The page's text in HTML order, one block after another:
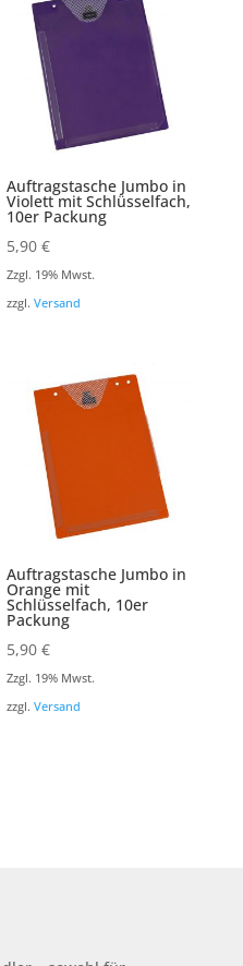
Auftragstasche Jumbo in
Violett mit Schlüsselfach,
10er Packung
5,90€
Zzgl. 19% Mwst.
zzgl.Versand
Auftragstasche Jumbo in
Orange mit
Schlüsselfach, 10er
Packung
5,90€
Zzgl. 19% Mwst.
zzgl.Versand